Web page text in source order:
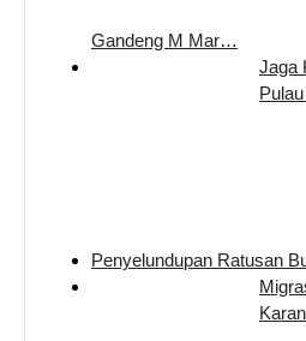
Gandeng M Mar…
Jaga
Penyelundupan Ratusan